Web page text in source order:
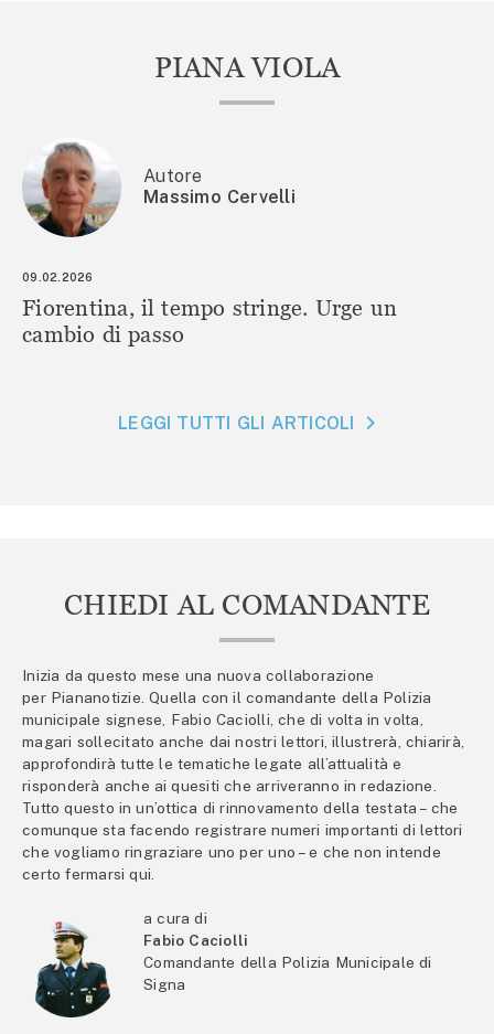
PIANA VIOLA
Autore
Massimo Cervelli
09.02.2026
Fiorentina, il tempo stringe. Urge un
cambio di passo
LEGGI TUTTI GLI ARTICOLI
CHIEDI AL COMANDANTE
Inizia da questo mese una nuova collaborazione
per Piananotizie. Quella con il comandante della Polizia
municipale signese, Fabio Caciolli, che di volta in volta,
magari sollecitato anche dai nostri lettori, illustrerà, chiarirà,
approfondirà tutte le tematiche legate all’attualità e
risponderà anche ai quesiti che arriveranno in redazione.
Tutto questo in un’ottica di rinnovamento della testata – che
comunque sta facendo registrare numeri importanti di lettori
che vogliamo ringraziare uno per uno – e che non intende
certo fermarsi qui.
a cura di
Fabio Caciolli
Comandante della Polizia Municipale di
Signa